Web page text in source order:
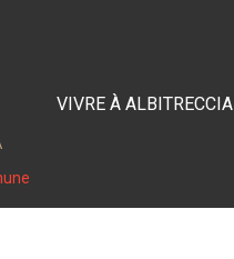
VIVRE À ALBITRECCIA